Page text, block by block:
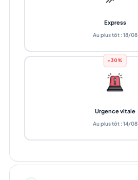
Express
Au plus tôt : 18/08
+30%
Urgence vitale
Au plus tôt : 14/08